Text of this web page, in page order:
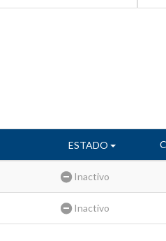
ESTADO
Inactivo
Inactivo